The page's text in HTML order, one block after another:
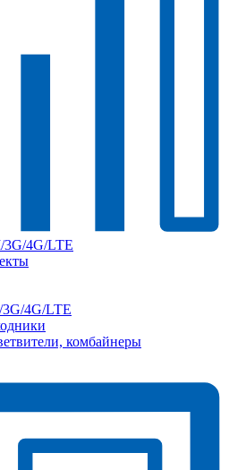
3G/4G/LTE
4G/LTE
комбайнеры